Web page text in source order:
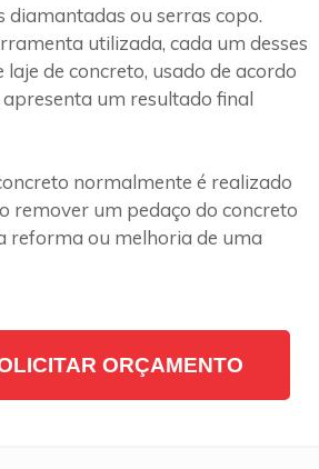
diamantadas ou serras copo.
utilizada, cada um desses
laje de concreto, usado de acordo
apresenta um resultado final
normalmente é realizado
remover um pedaço do concreto
reforma ou melhoria de uma
ORÇAMENTO